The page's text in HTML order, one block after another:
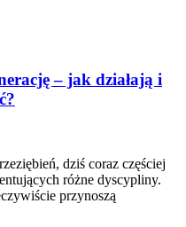
– jak działają i
dziś coraz częściej
różne dyscypliny.
przynoszą